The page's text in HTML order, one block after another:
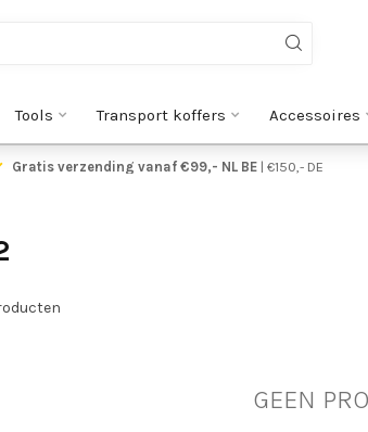
Tools Transport koffers Accessoires
Gratis verzending vanaf €99,- NL BE| €150,- DE
GEEN